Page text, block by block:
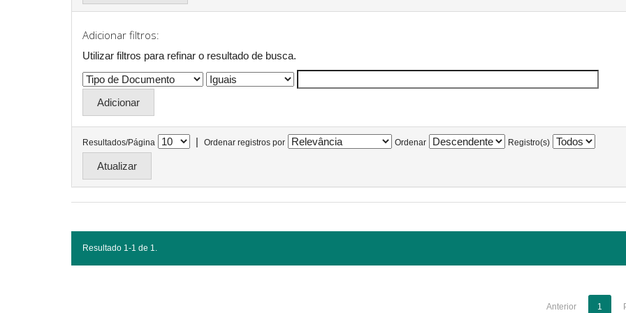
Adicionar filtros:
Utilizar filtros para refinar o resultado de busca.
Resultados/Página | Ordenar registros por Ordenar Registro(s)
Resultado 1-1 de 1.
Anterior 1